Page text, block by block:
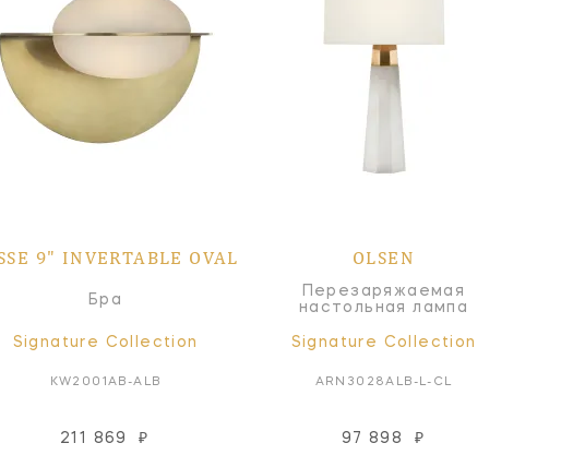
9" INVERTABLE OVAL
Бра
Signature Collection
KW2001AB-ALB
211 869 ₽
OLSEN
Перезаряжаемая
настольная лампа
Signature Collection
ARN3028ALB-L-CL
97 898 ₽